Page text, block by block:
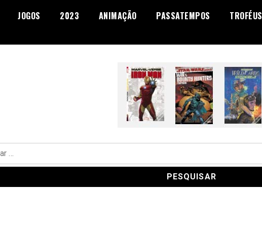
JOGOS 2023 ANIMAÇÃO PASSATEMPOS TROFÉUS